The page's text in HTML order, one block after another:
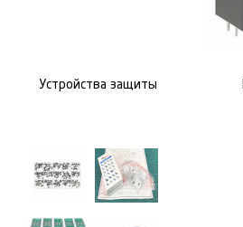
Устройства защиты